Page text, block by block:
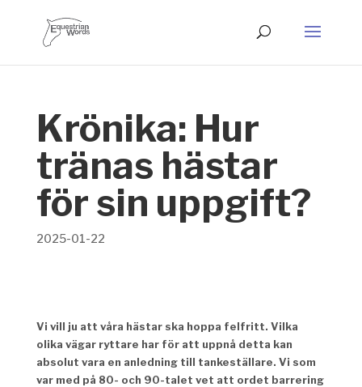
Krönika: Hur
tränas hästar
för sin uppgift?
2025-01-22
Vi vill ju att våra hästar ska hoppa felfritt. Vilka
olika vägar ryttare har för att uppnå detta kan
absolut vara en anledning till tankeställare. Vi som
var med på 80- och 90-talet vet att ordet barrering